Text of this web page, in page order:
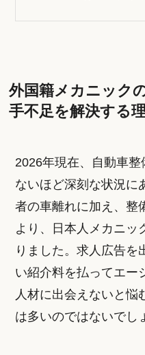
外国籍メカニック
手不足を解決する
2026年現在、自動車
ないほど深刻な状況に
者の車離れに加え、整
より、日本人メカニッ
りました。求人広告を
い紹介料を払ってエー
人材に出会えないと悩
は多いのではないでし